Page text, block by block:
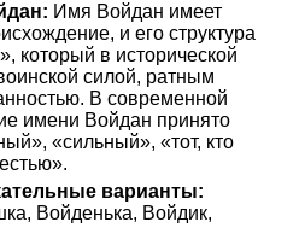
Имя Войдан имеет
и его структура
который в исторической
силой, ратным
В современной
имени Войдан принято
«сильный», «тот, кто
варианты:
Войденька, Войдик,